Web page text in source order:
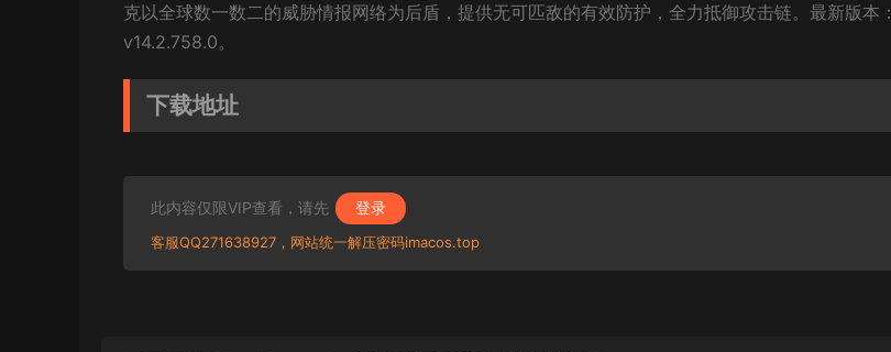
克以全球数一数二的威胁情报网络为后盾，提供无可匹敌的有效防护，全力抵御攻击链。最新版本：
v14.2.758.0。
下载地址
此内容仅限VIP查看，请先 登录
客服QQ271638927，网站统一解压密码imacos.top